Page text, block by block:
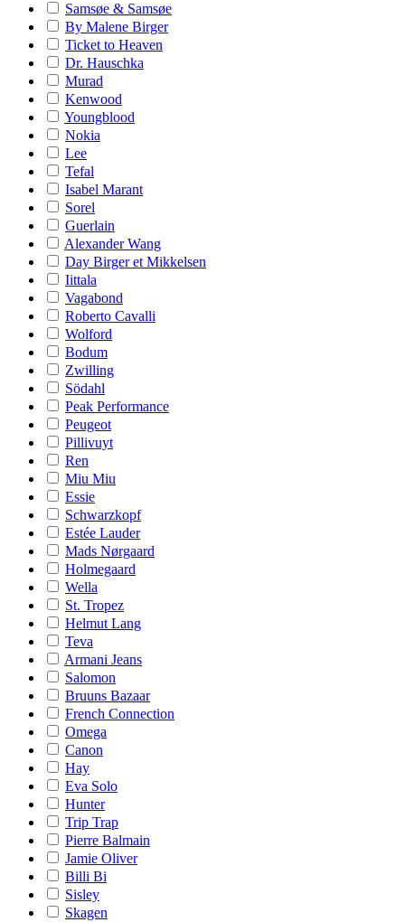
Samsøe & Samsøe
By Malene Birger
Ticket to Heaven
Dr. Hauschka
Murad
Kenwood
Youngblood
Nokia
Lee
Tefal
Isabel Marant
Sorel
Guerlain
Alexander Wang
Day Birger et Mikkelsen
Iittala
Vagabond
Roberto Cavalli
Wolford
Bodum
Zwilling
Södahl
Peak Performance
Peugeot
Pillivuyt
Ren
Miu Miu
Essie
Schwarzkopf
Estée Lauder
Mads Nørgaard
Holmegaard
Wella
St. Tropez
Helmut Lang
Teva
Armani Jeans
Salomon
Bruuns Bazaar
French Connection
Omega
Canon
Hay
Eva Solo
Hunter
Trip Trap
Pierre Balmain
Jamie Oliver
Billi Bi
Sisley
Skagen